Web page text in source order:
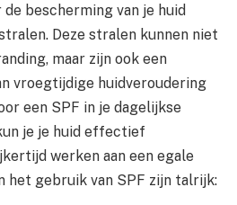
bescherming van je huid
Deze stralen kunnen niet
maar zijn ook een
vroegtijdige huidveroudering
een SPF in je dagelijkse
je je huid effectief
werken aan een egale
het gebruik van SPF zijn talrijk: